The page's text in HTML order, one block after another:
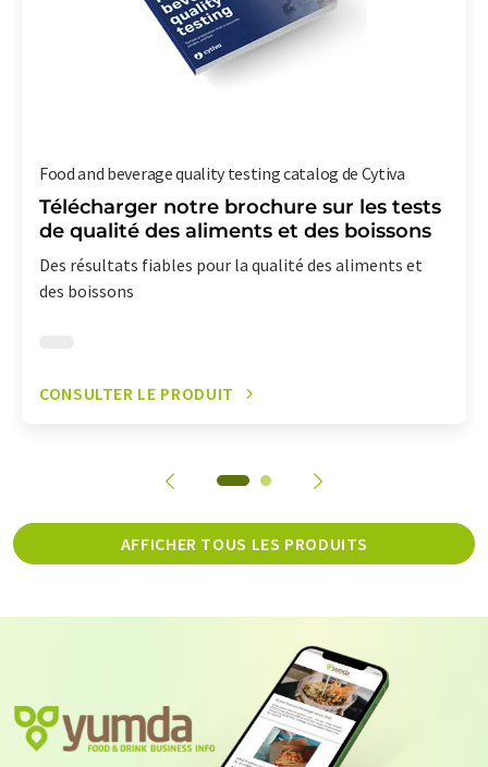
Food and beverage quality testing catalog de Cytiva
Télécharger notre brochure sur les tests
de qualité des aliments et des boissons
Des résultats fiables pour la qualité des aliments et
des boissons
CONSULTER LE PRODUIT
AFFICHER TOUS LES PRODUITS